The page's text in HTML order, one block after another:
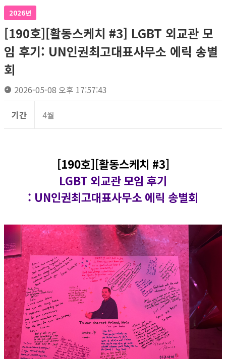
2026년
[190호][활동스케치 #3] LGBT 외교관 모
임 후기: UN인권최고대표사무소 에릭 송별
회
2026-05-08 오후 17:57:43
기간 4월
[190호][활동스케치 #3]
LGBT 외교관 모임 후기
: UN인권최고대표사무소 에릭 송별회